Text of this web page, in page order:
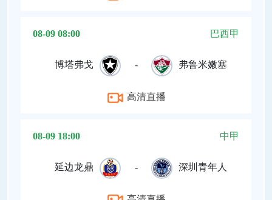
08-09 08:00 巴西甲
博塔弗戈 - 弗鲁米嫩塞
高清直播
08-09 18:00 中甲
延边龙鼎 - 深圳青年人